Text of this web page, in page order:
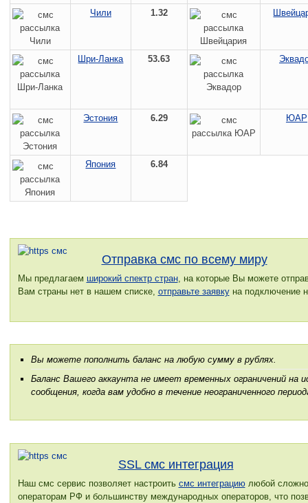
Чили 1.32
Шри-Ланка 53.63
Эстония 6.29 ЮАР
Япония 6.84
Отправка смс по всему миру
Мы предлагаем широкий спектр стран, на которые Вы можете
Вам страны нет в нашем списке, отправьте заявкуна подключение
Вы можете пополнить баланс на любую сумму в рублях.
Баланс Вашего аккаунта не имеет временных ограничений на
сообщения, когда вам удобно в течение неограниченного
SSL смс интеграция
Наш смс сервис позволяет настроить смс интеграциюлюбой
операторам РФ и большинству международных операторов, что